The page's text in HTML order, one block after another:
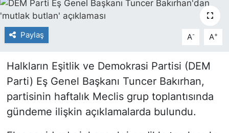
Paylaş A- A+
Halkların Eşitlik ve Demokrasi Partisi (DEM
Parti) Eş Genel Başkanı Tuncer Bakırhan,
partisinin haftalık Meclis grup toplantısında
gündeme ilişkin açıklamalarda bulundu.